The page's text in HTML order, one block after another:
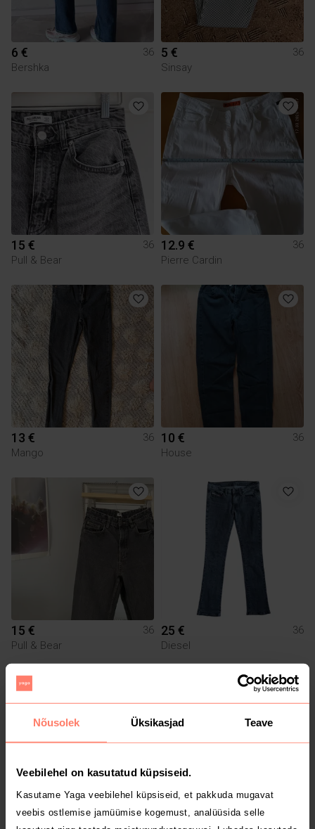
Nõusolek Üksikasjad Teave
Veebilehel on kasutatud küpsiseid.
Kasutame Yaga veebilehel küpsiseid, et pakkuda mugavat
veebis ostlemise jamüümise kogemust, analüüsida selle
6 €
36
Bershka
5 €
36
Sinsay
15 €
36
Pull & Bear
12.9 €
36
Pierre Cardin
13 €
36
Mango
10 €
36
House
15 €
36
Pull & Bear
25 €
36
Diesel
9 € 3.9 €